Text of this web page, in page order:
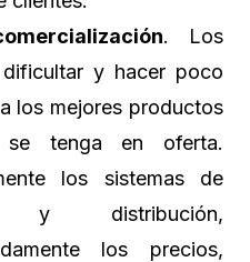
. Los
y hacer poco
los mejores productos
tenga en oferta.
los sistemas de
y distribución,
los precios,